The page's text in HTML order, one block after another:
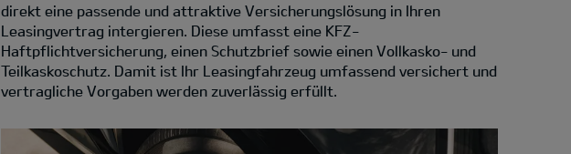
direkt eine passende und attraktive Versicherungslösung in Ihren
Leasingvertrag intergieren. Diese umfasst eine KFZ-
Haftpflichtversicherung, einen Schutzbrief sowie einen Vollkasko- und
Teilkaskoschutz. Damit ist Ihr Leasingfahrzeug umfassend versichert und
vertragliche Vorgaben werden zuverlässig erfüllt.